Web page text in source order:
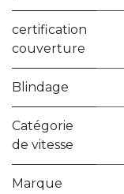
certification
couverture
Blindage
Catégorie
de vitesse
Marque